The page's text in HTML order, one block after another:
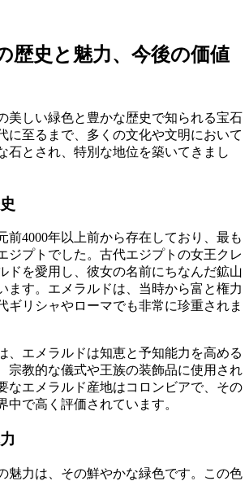
歴史と魅力、今後の価値
美しい緑色と豊かな歴史で知られる宝石
に至るまで、多くの文化や文明において
石とされ、特別な地位を築いてきまし
前4000年以上前から存在しており、最も
ジプトでした。古代エジプトの女王クレ
ドを愛用し、彼女の名前にちなんだ鉱山
ます。エメラルドは、当時から富と権力
ギリシャやローマでも非常に珍重されま
、エメラルドは知恵と予知能力を高める
宗教的な儀式や王族の装飾品に使用され
なエメラルド産地はコロンビアで、その
中で高く評価されています。
魅力は、その鮮やかな緑色です。この色